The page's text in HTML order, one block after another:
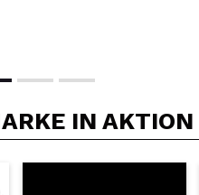
IN AKTION